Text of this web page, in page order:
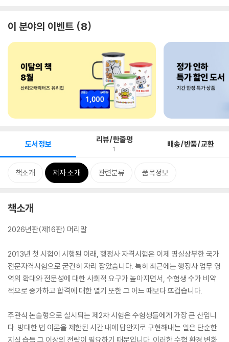
이 분야의 이벤트 8
도서정보 리뷰/한줄평
1 배송/반품/교환
책소개 저자 소개 관련분류 품목정보
책소개
2026년판(제16판) 머리말
2013년 첫 시험이 시행된 이래, 행정사 자격시험은 이제 명실상부한 국가
전문자격시험으로 굳건히 자리 잡았습니다. 특히 최근에는 행정사 업무 영
역의 확대와 전문성에 대한 사회적 요구가 높아지면서, 수험생 수가 비약
적으로 증가하고 합격에 대한 열기 또한 그 어느 때보다 뜨겁습니다.
주관식 논술형으로 실시되는 제2차 시험은 수험생들에게 가장 큰 산입니
다. 방대한 법 이론을 제한된 시간 내에 답안지로 구현해내는 일은 단순한
지식 습득 그 이상의 전략이 필요하기 때문입니다. 이러한 수험 환경 변화